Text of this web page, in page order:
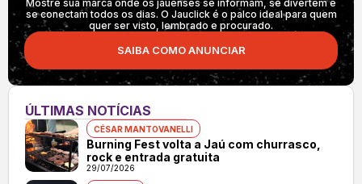
Mostre sua marca onde os jauenses se informam, se divertem e
se conectam todos os dias. O Jauclick é o palco ideal para quem
quer ser visto, lembrado e procurado.
SAIBA COMO ANUNCIAR
ÚLTIMAS NOTÍCIAS
CÉSAR MANTOVANELLI
Burning Fest volta a Jaú com churrasco,
rock e entrada gratuita
29/07/2026